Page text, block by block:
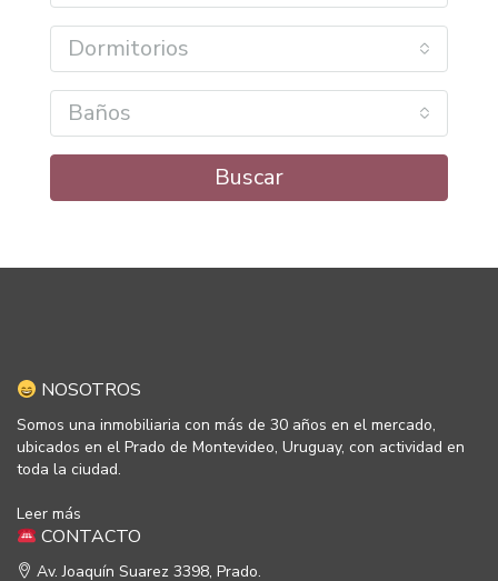
Dormitorios
Baños
Buscar
NOSOTROS
Somos una inmobiliaria con más de 30 años en el mercado,
ubicados en el Prado de Montevideo, Uruguay, con actividad en
toda la ciudad.
Leer más
CONTACTO
Av. Joaquín Suarez 3398, Prado.